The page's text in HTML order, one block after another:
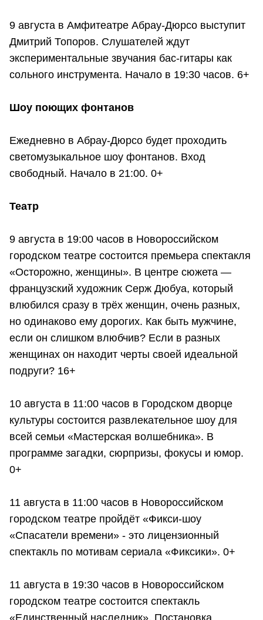
9 августа в Амфитеатре Абрау-Дюрсо выступит
Дмитрий Топоров. Слушателей ждут
экспериментальные звучания бас-гитары как
сольного инструмента. Начало в 19:30 часов. 6+
Шоу поющих фонтанов
Ежедневно в Абрау-Дюрсо будет проходить
светомузыкальное шоу фонтанов. Вход
свободный. Начало в 21:00. 0+
Театр
9 августа в 19:00 часов в Новороссийском
городском театре состоится премьера спектакля
«Осторожно, женщины». В центре сюжета —
французский художник Серж Дюбуа, который
влюбился сразу в трёх женщин, очень разных,
но одинаково ему дорогих. Как быть мужчине,
если он слишком влюбчив? Если в разных
женщинах он находит черты своей идеальной
подруги? 16+
10 августа в 11:00 часов в Городском дворце
культуры состоится развлекательное шоу для
всей семьи «Мастерская волшебника». В
программе загадки, сюрпризы, фокусы и юмор.
0+
11 августа в 11:00 часов в Новороссийском
городском театре пройдёт «Фикси-шоу
«Спасатели времени» - это лицензионный
спектакль по мотивам сериала «Фиксики». 0+
11 августа в 19:30 часов в Новороссийском
городском театре состоится спектакль